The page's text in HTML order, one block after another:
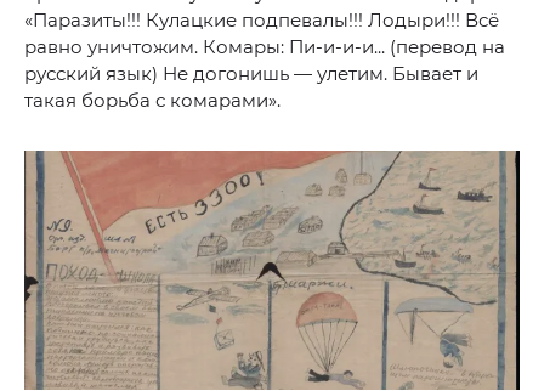
«Паразиты!!! Кулацкие подпевалы!!! Лодыри!!! Всё
равно уничтожим. Комары: Пи-и-и-и... (перевод на
русский язык) Не догонишь — улетим. Бывает и
такая борьба с комарами».